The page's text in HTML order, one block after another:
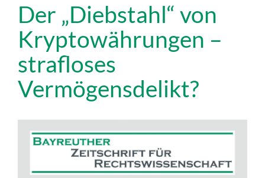
Der „Diebstahl“ von
Kryptowährungen –
strafloses
Vermögensdelikt?
Artikel-
Sidebar